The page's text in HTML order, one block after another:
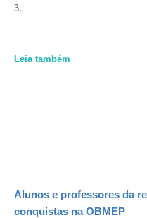
3.
Leia também
Alunos e professores da
conquistas na OBMEP